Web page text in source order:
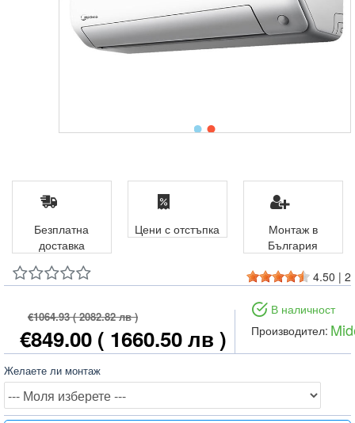
4.50 | 2
€1064.93( 2082.82 лв )
€849.00 ( 1660.50 лв )
В наличност
Производител:
Желаете ли монтаж
Безплатна
доставка
Цени с отстъпка
Монтаж в
България